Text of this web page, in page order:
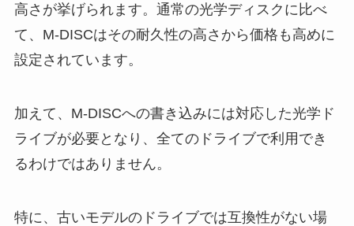
高さが挙げられます。通常の光学ディスクに比べ
て、M-DISCはその耐久性の高さから価格も高めに
設定されています。
加えて、M-DISCへの書き込みには対応した光学ド
ライブが必要となり、全てのドライブで利用でき
るわけではありません。
特に、古いモデルのドライブでは互換性がない場